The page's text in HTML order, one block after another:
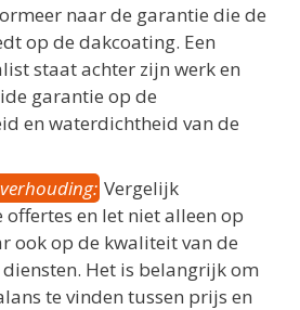
naar de garantie die de
op de dakcoating. Een
staat achter zijn werk en
garantie op de
en waterdichtheid van de
Vergelijk
offertes en let niet alleen op
ook op de kwaliteit van de
Het is belangrijk om
te vinden tussen prijs en